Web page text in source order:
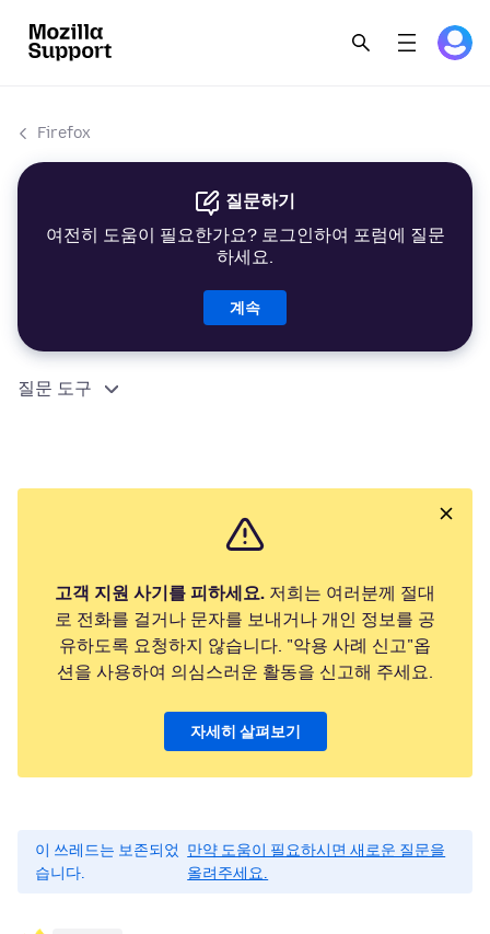
Firefox
질문하기
여전히 도움이 필요한가요? 로그인하여 포럼에 질문
하세요.
계속
질문 도구
고객 지원 사기를 피하세요. 저희는 여러분께 절대
로 전화를 걸거나 문자를 보내거나 개인 정보를 공
유하도록 요청하지 않습니다. "악용 사례 신고"옵
션을 사용하여 의심스러운 활동을 신고해 주세요.
자세히 살펴보기
이 쓰레드는 보존되었
습니다.
만약 도움이 필요하시면 새로운 질문을
올려주세요.